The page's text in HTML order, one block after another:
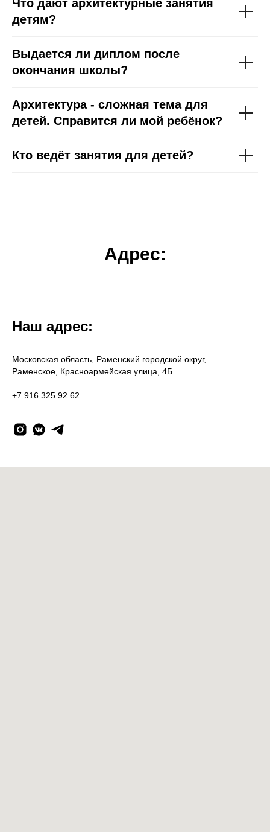
Что дают архитектурные занятия
детям?
Выдается ли диплом после
окончания школы?
Архитектура - сложная тема для
детей. Справится ли мой ребёнок?
Кто ведёт занятия для детей?
Адрес:
Наш адрес:
Московская область, Раменский городской округ,
Раменское, Красноармейская улица, 4Б
+7 916 325 92 62